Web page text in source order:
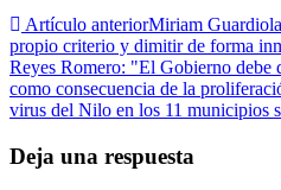
Artículo anteriorMiriam
propio criterio y dimitir de forma
Reyes Romero: "El Gobierno debe
como consecuencia de la
virus del Nilo en los 11 municipios
Deja una respuesta